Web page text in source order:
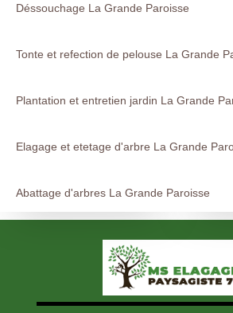
Déssouchage La Grande Paroisse
Tonte et refection de pelouse La Grande
Plantation et entretien jardin La Grande
Elagage et etetage d'arbre La Grande
Abattage d'arbres La Grande Paroisse